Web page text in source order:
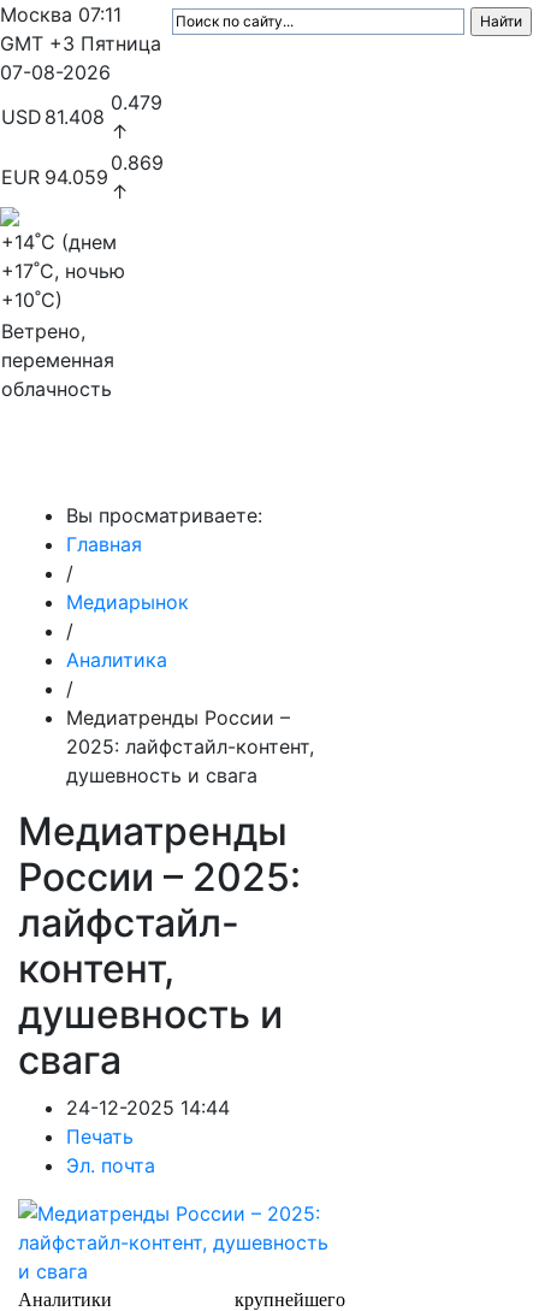
Москва 07:11
GMT +3 Пятница
07-08-2026
USD 81.408
0.479
↑
EUR 94.059
0.869
↑
+14˚C (днем
+17˚C, ночью
+10˚C)
Ветрено,
переменная
облачность
Вы просматриваете:
Главная
/
Медиарынок
/
Аналитика
/
Медиатренды России –
2025: лайфстайл-контент,
душевность и свага
Медиатренды
России – 2025:
лайфстайл-
контент,
душевность и
свага
24-12-2025 14:44
Печать
Эл. почта
Аналитики крупнейшего